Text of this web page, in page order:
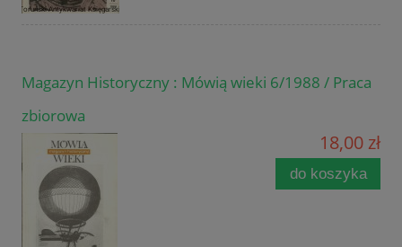
Magazyn Historyczny : Mówią wieki 6/1988 / Praca
zbiorowa
18,00 zł
do koszyka